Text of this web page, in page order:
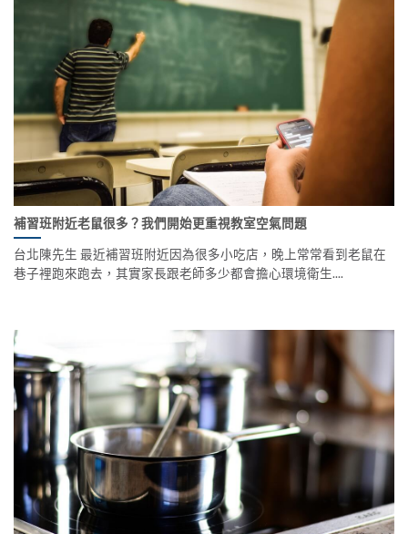
補習班附近老鼠很多？我們開始更重視教室空氣問題
台北陳先生 最近補習班附近因為很多小吃店，晚上常常看到老鼠在
巷子裡跑來跑去，其實家長跟老師多少都會擔心環境衛生....